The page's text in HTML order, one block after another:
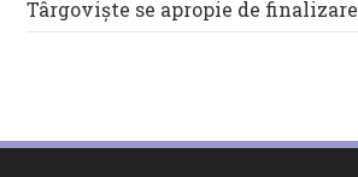
Târgoviște se apropie de finalizare